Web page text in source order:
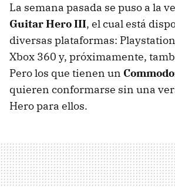
La semana pasada se puso a la
Guitar Hero III, el cual está
diversas plataformas:
Xbox 360 y, próximamente,
Pero los que tienen un
quieren conformarse sin una
Hero para ellos.